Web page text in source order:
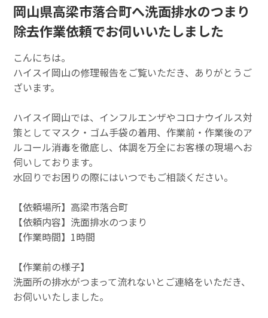
岡山県高梁市落合町へ洗面排水のつまり
除去作業依頼でお伺いいたしました
こんにちは。
ハイスイ岡山の修理報告をご覧いただき、ありがとうご
ざいます。
ハイスイ岡山では、インフルエンザやコロナウイルス対
策としてマスク・ゴム手袋の着用、作業前・作業後のア
ルコール消毒を徹底し、体調を万全にお客様の現場へお
伺いしております。
水回りでお困りの際にはいつでもご相談ください。
【依頼場所】高梁市落合町
【依頼内容】洗面排水のつまり
【作業時間】1時間
【作業前の様子】
洗面所の排水がつまって流れないとご連絡をいただき、
お伺いいたしました。